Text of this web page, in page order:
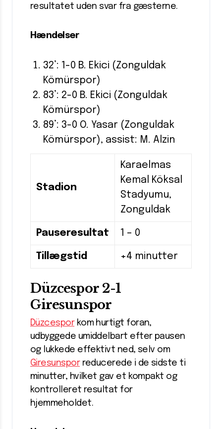
resultatet uden svar fra gæsterne.
Hændelser
32’: 1-0 B. Ekici (Zonguldak
Kömürspor)
83’: 2-0 B. Ekici (Zonguldak
Kömürspor)
89’: 3-0 O. Yasar (Zonguldak
Kömürspor), assist: M. Alzin
Stadion
Karaelmas
Kemal Köksal
Stadyumu,
Zonguldak
Pauseresultat 1 – 0
Tillægstid +4 minutter
Düzcespor 2-1
Giresunspor
Düzcesporkom hurtigt foran,
udbyggede umiddelbart efter pausen
og lukkede effektivt ned, selv om
Giresunsporreducerede i de sidste ti
minutter, hvilket gav et kompakt og
kontrolleret resultat for
hjemmeholdet.